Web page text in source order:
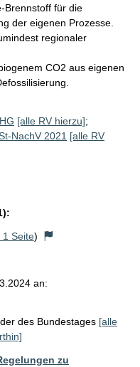
Brennstoff für die
der eigenen Prozesse.
regionaler
CO2 aus eigenen
[alle RV hierzu];
NachV 2021 [alle RV
1 Seite)
an:
des Bundestages [alle
zu